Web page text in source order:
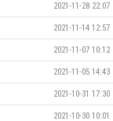
2021-11-28 22:07
2021-11-14 12:57
2021-11-07 10:12
2021-11-05 14:43
2021-10-31 17:30
2021-10-30 10:01